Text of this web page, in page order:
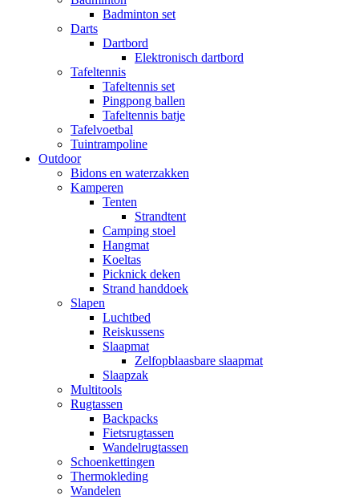
Badminton set
Darts
Dartbord
Elektronisch dartbord
Tafeltennis
Tafeltennis set
Pingpong ballen
Tafeltennis batje
Tafelvoetbal
Tuintrampoline
Outdoor
Bidons en waterzakken
Kamperen
Tenten
Strandtent
Camping stoel
Hangmat
Koeltas
Picknick deken
Strand handdoek
Slapen
Luchtbed
Reiskussens
Slaapmat
Zelfopblaasbare slaapmat
Slaapzak
Multitools
Rugtassen
Backpacks
Fietsrugtassen
Wandelrugtassen
Schoenkettingen
Thermokleding
Wandelen